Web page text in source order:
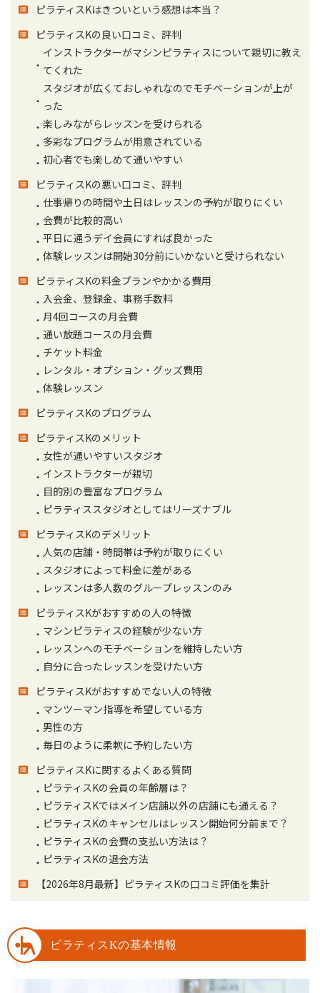
ピラティスKはきついという感想は本当？
ピラティスKの良い口コミ、評判
インストラクターがマシンピラティスについて親切に教え
てくれた
スタジオが広くておしゃれなのでモチベーションが上が
った
楽しみながらレッスンを受けられる
多彩なプログラムが用意されている
初心者でも楽しめて通いやすい
ピラティスKの悪い口コミ、評判
仕事帰りの時間や土日はレッスンの予約が取りにくい
会費が比較的高い
平日に通うデイ会員にすれば良かった
体験レッスンは開始30分前にいかないと受けられない
ピラティスKの料金プランやかかる費用
入会金、登録金、事務手数料
月4回コースの月会費
通い放題コースの月会費
チケット料金
レンタル・オプション・グッズ費用
体験レッスン
ピラティスKのプログラム
ピラティスKのメリット
女性が通いやすいスタジオ
インストラクターが親切
目的別の豊富なプログラム
ピラティススタジオとしてはリーズナブル
ピラティスKのデメリット
人気の店舗・時間帯は予約が取りにくい
スタジオによって料金に差がある
レッスンは多人数のグループレッスンのみ
ピラティスKがおすすめの人の特徴
マシンピラティスの経験が少ない方
レッスンへのモチベーションを維持したい方
自分に合ったレッスンを受けたい方
ピラティスKがおすすめでない人の特徴
マンツーマン指導を希望している方
男性の方
毎日のように柔軟に予約したい方
ピラティスKに関するよくある質問
ピラティスKの会員の年齢層は？
ピラティスKではメイン店舗以外の店舗にも通える？
ピラティスKのキャンセルはレッスン開始何分前まで？
ピラティスKの会費の支払い方法は？
ピラティスKの退会方法
【2026年8月最新】ピラティスKの口コミ評価を集計
ピラティスKの基本情報